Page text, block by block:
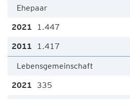
Ehepaar
1.447
1.417
Lebensgemeinschaft
335